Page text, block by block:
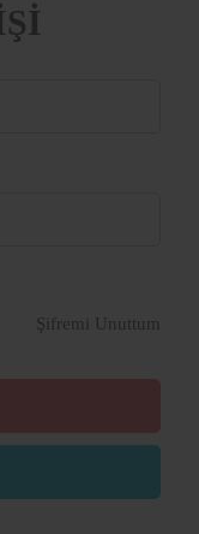
Şifremi Unuttum